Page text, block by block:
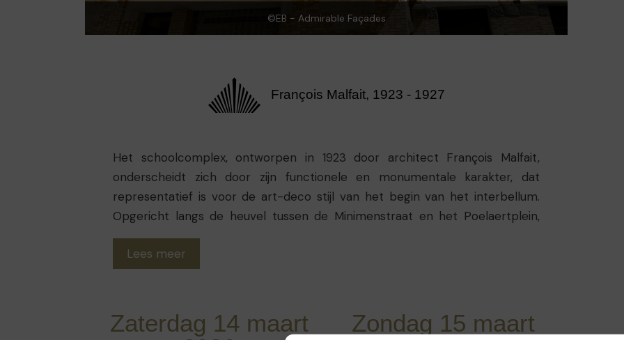
©EB - Admirable Façades
François Malfait, 1923 - 1927
Het schoolcomplex, ontworpen in 1923 door architect François Malfait,
onderscheidt zich door zijn functionele en monumentale karakter, dat
representatief is voor de art-deco stijl van het begin van het interbellum.
Opgericht langs de heuvel tussen de Minimenstraat en het Poelaertplein,
respecteert het gebouw de omringende hoogtes teneinde het
panoramische uitzicht over de stad te behouden. De “École Moyenne A”
(Middelbare school A) is een gemeentelijke school voor jongens, opgericht in
plaats van het voormalige klooster van de Minimen. De “École Moyenne A”
evolueerde in 1941 tot een atheneum en kreeg enkele jaren later de naam
Lees meer
Zaterdag 14 maart
Zondag 15 maart